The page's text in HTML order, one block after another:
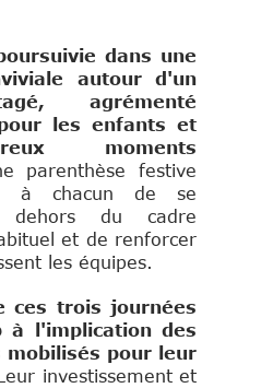
dans une
autour d'un
agrémenté
les enfants et
moments
parenthèse festive
à chacun de se
dehors du cadre
et de renforcer
les équipes.
ces trois journées
à l'implication des
mobilisés pour leur
Leur investissement et